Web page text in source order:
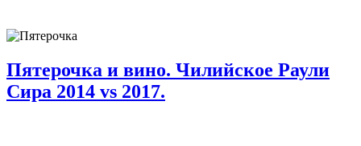
Пятерочка и вино. Чилийское Раули
Сира 2014 vs 2017.